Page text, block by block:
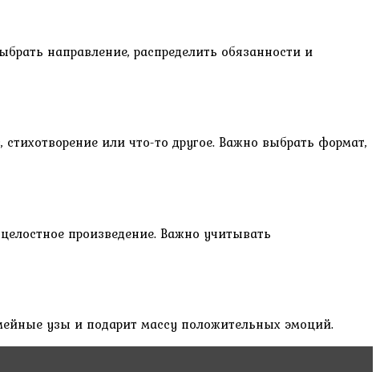
направление, распределить обязанности и
или что-то другое. Важно выбрать формат,
произведение. Важно учитывать
узы и подарит массу положительных эмоций.